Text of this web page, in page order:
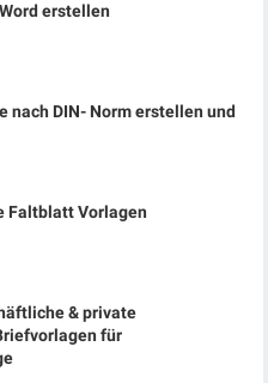
erstellen
nach DIN- Norm erstellen und
Faltblatt Vorlagen
& private
für